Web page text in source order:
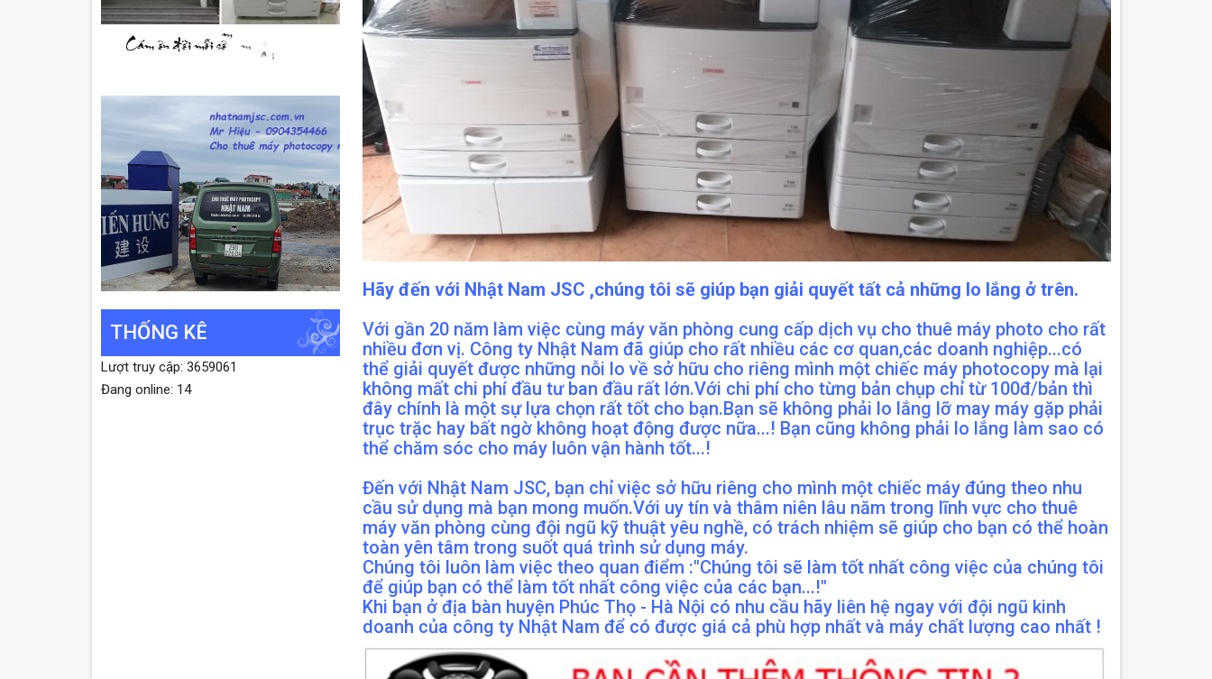
Hãy đến với Nhật Nam JSC ,chúng tôi sẽ giúp bạn giải quyết tất cả những lo lắng ở trên.
Với gần 20 năm làm việc cùng máy văn phòng cung cấp dịch vụ cho thuê máy photo cho rất
nhiều đơn vị. Công ty Nhật Nam đã giúp cho rất nhiều các cơ quan,các doanh nghiệp...có
thể giải quyết được những nỗi lo về sở hữu cho riêng mình một chiếc máy photocopy mà lại
không mất chi phí đầu tư ban đầu rất lớn.Với chi phí cho từng bản chụp chỉ từ 100đ/bản thì
đây chính là một sự lựa chọn rất tốt cho bạn.Bạn sẽ không phải lo lắng lỡ may máy gặp phải
trục trặc hay bất ngờ không hoạt động được nữa...! Bạn cũng không phải lo lắng làm sao có
thể chăm sóc cho máy luôn vận hành tốt...!
Đến với Nhật Nam JSC, bạn chỉ việc sở hữu riêng cho mình một chiếc máy đúng theo nhu
cầu sử dụng mà bạn mong muốn.Với uy tín và thâm niên lâu năm trong lĩnh vực cho thuê
máy văn phòng cùng đội ngũ kỹ thuật yêu nghề, có trách nhiệm sẽ giúp cho bạn có thể hoàn
toàn yên tâm trong suốt quá trình sử dụng máy.
Chúng tôi luôn làm việc theo quan điểm :"Chúng tôi sẽ làm tốt nhất công việc của chúng tôi
để giúp bạn có thể làm tốt nhất công việc của các bạn...!"
Khi bạn ở địa bàn huyện Phúc Thọ - Hà Nội có nhu cầu hãy liên hệ ngay với đội ngũ kinh
doanh của công ty Nhật Nam để có được giá cả phù hợp nhất và máy chất lượng cao nhất !
THỐNG KÊ
Lượt truy cập: 3659061
Đang online: 14